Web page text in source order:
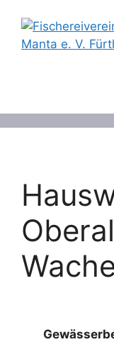
Inhalt
springen